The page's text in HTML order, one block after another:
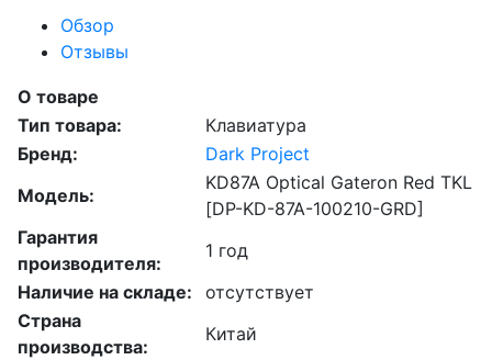
Обзор
Отзывы
О товаре
Тип товара:
Клавиатура
Бренд:
Dark Project
Модель:
KD87A Optical Gateron Red TKL
[DP-KD-87A-100210-GRD]
Гарантия
производителя:
1 год
Наличие на складе:
отсутствует
Страна
производства:
Китай